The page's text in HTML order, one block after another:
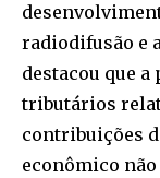
radiodifusão e
destacou que
tributários
contribuições
econômico